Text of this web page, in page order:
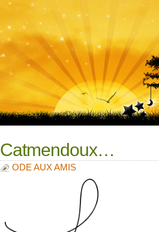
Catmendoux…
ODE AUX AMIS